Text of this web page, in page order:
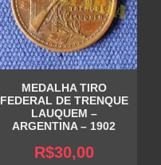
MEDALHA TIRO
FEDERAL DE TRENQUE
LAUQUEM –
ARGENTINA – 1902
R$30,00